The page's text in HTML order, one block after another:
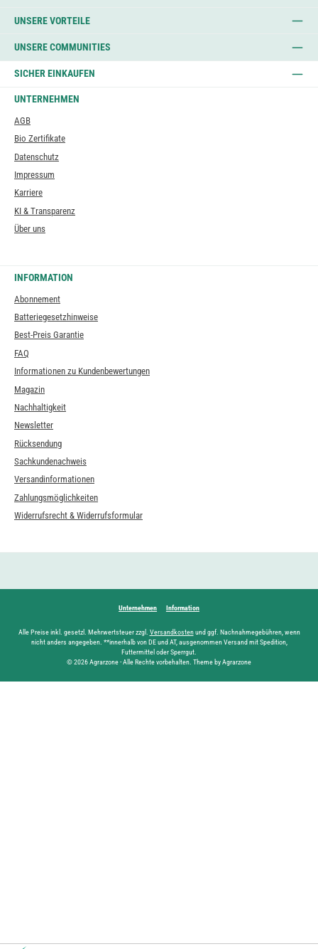
UNSERE VORTEILE
UNSERE COMMUNITIES
SICHER EINKAUFEN
UNTERNEHMEN
AGB
Bio Zertifikate
Datenschutz
Impressum
Karriere
KI & Transparenz
Über uns
INFORMATION
Abonnement
Batteriegesetzhinweise
Best-Preis Garantie
FAQ
Informationen zu Kundenbewertungen
Magazin
Nachhaltigkeit
Newsletter
Rücksendung
Sachkundenachweis
Versandinformationen
Zahlungsmöglichkeiten
Widerrufsrecht & Widerrufsformular
Unternehmen Information
Alle Preise inkl. gesetzl. Mehrwertsteuer zzgl. Versandkostenund ggf. Nachnahmegebühren, wenn
nicht anders angegeben. **innerhalb von DE und AT, ausgenommen Versand mit Spedition,
Futtermittel oder Sperrgut.
© 2026 Agrarzone - Alle Rechte vorbehalten. Theme by Agrarzone